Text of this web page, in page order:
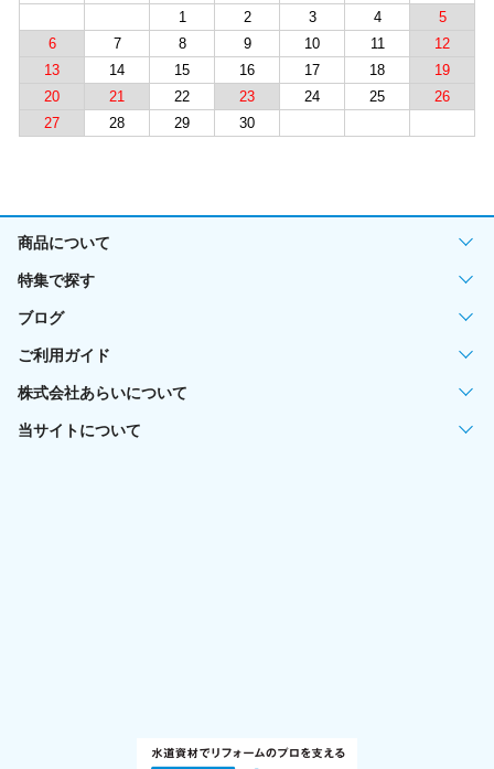
1
2 3 4
5
6
7 8 9 10 11
12
13
14 15 16 17 18
19
20
21 22 23 24 25
26
27
28 29 30
商品について
特集で探す
ブログ
ご利用ガイド
株式会社あらいについて
当サイトについて